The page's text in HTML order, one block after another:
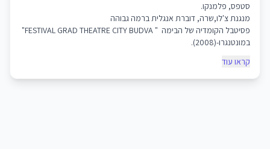
סטפס, פלמנקו.
מנגנת צ'לו,שרה, דוברת אנגלית ברמה גבוהה
פסיטבל הקומדיה של הבימה " FESTIVAL GRAD THEATRE CITY BUDVA"
במונטנגרו-(2008).
קראו עוד